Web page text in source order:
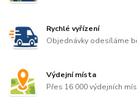
Rychlé vyřízení
Objednávky odesíláme
Výdejní místa
Přes 16 000 výdejních